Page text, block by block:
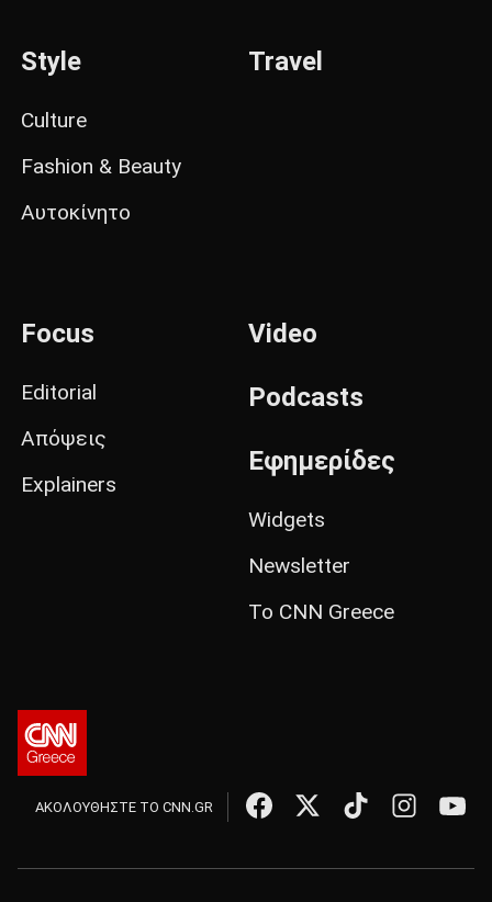
Style
Culture
Fashion & Beauty
Αυτοκίνητο
Travel
Focus
Editorial
Απόψεις
Explainers
Video
Podcasts
Εφημερίδες
Widgets
Newsletter
Το CNN Greece
ΑΚΟΛΟΥΘΗΣΤΕ ΤΟ CNN.GR